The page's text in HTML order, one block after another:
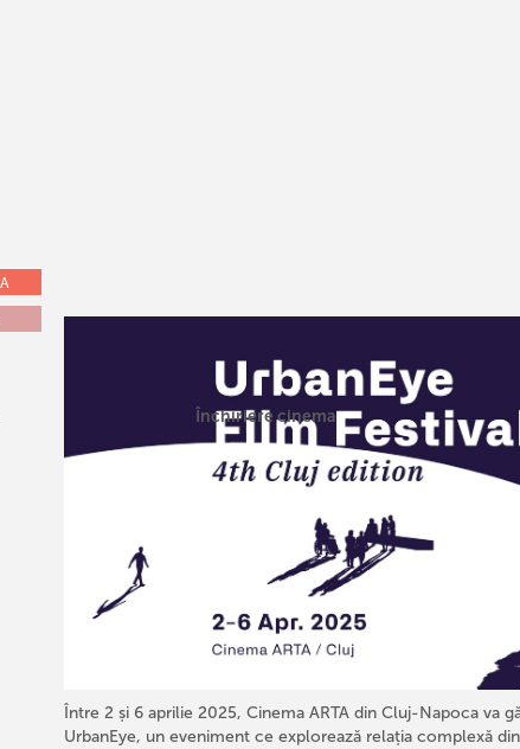
Închiriere cinema
Între 2 și 6 aprilie 2025, Cinema ARTA din Cluj-Napoca va
UrbanEye, un eveniment ce explorează relația complexă